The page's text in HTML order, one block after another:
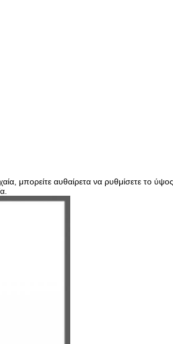
μπορείτε αυθαίρετα να ρυθμίσετε το